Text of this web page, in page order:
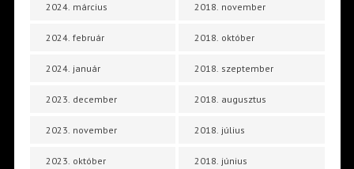
2024. március
2024. február
2024. január
2023. december
2023. november
2023. október
2018. november
2018. október
2018. szeptember
2018. augusztus
2018. július
2018. június